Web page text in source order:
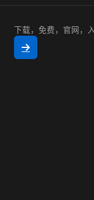
下载，免费，官网，